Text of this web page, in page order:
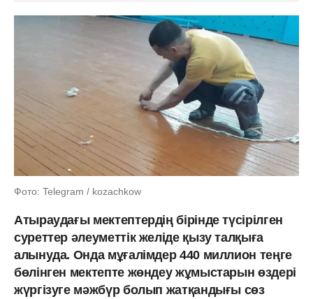
Фото: Telegram / kozachkow
Атыраудағы мектептердің бірінде түсірілген
суреттер әлеуметтік желіде қызу талқыға
алынуда. Онда мұғалімдер 440 миллион теңге
бөлінген мектепте жөндеу жұмыстарын өздері
жүргізуге мәжбүр болып жатқандығы сөз